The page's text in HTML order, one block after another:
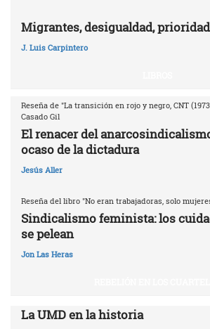
Migrantes, desigualdad,
J. Luis Carpintero
Reseña de "La transición en rojo y negro, CNT
Casado Gil
El renacer del
ocaso de la dictadura
Jesús Aller
Reseña del libro "No eran trabajadoras, solo
Sindicalismo feminista: los
se pelean
Jon Las Heras
La UMD en la historia